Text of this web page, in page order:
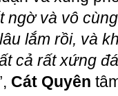
ngờ và vô
lắm rồi, và
cả rất xứng
Cát Quyên